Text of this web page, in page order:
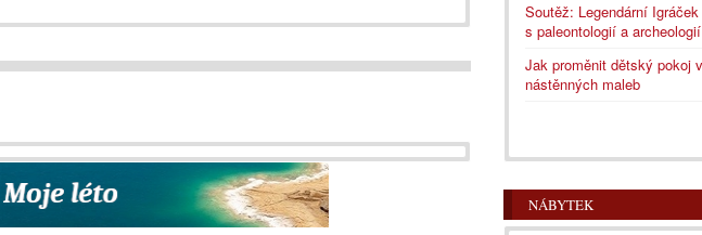
Soutěž: Legendární
s paleontologií a archeologií
Jak proměnit dětský pokoj
nástěnných maleb
NÁBYTEK